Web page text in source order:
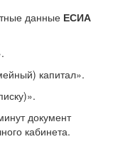
данные ЕСИА
капитал».
документ
кабинета.